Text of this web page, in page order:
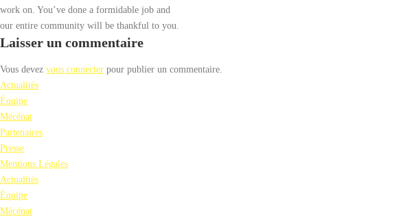
work on. You’ve done a formidable job and
our entire community will be thankful to you.
Laisser un commentaire
Vous devez vous connecter pour publier un commentaire.
Actualités
Équipe
Mécénat
Partenaires
Presse
Mentions Légales
Actualités
Équipe
Mécénat